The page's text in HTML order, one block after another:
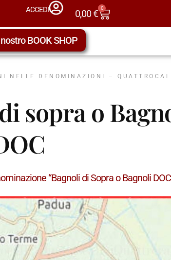
ACCEDI 0,00€ 0
BOOK SHOP
NELLE DENOMINAZIONI –
sopra o
“Bagnoli di Sopra o Bagnoli